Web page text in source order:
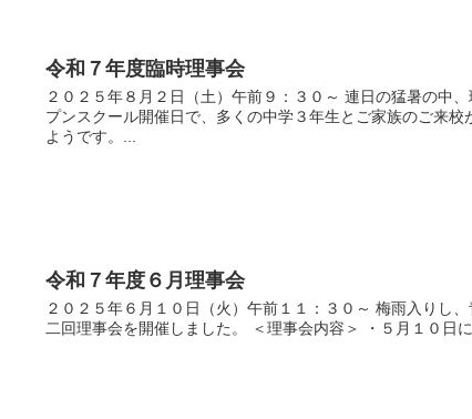
令和７年度臨時理事会
２０２５年８月２日（土）午前９：３０～ 連日の猛暑の中
プンスクール開催日で、多くの中学３年生とご家族のご来
ようです。...
令和７年度６月理事会
２０２５年６月１０日（火）午前１１：３０～ 梅雨入りし
二回理事会を開催しました。 ＜理事会内容＞ ・５月１０日